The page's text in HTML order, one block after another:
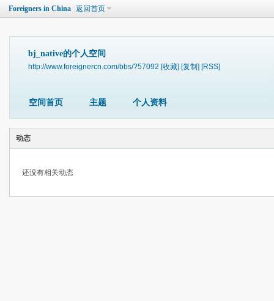
Foreigners in China 返回首页
bj_native的个人空间
http://www.foreignercn.com/bbs/?57092 [收藏] [复制] [RSS]
空间首页 主题 个人资料
动态
还没有相关动态